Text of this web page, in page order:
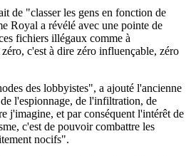
de "classer les gens en fonction de
Royal a révélé avec une pointe de
fichiers illégaux comme à
c'est à dire zéro influençable, zéro
des lobbyistes", a ajouté l'ancienne
l'espionnage, de l'infiltration, de
j'imagine, et par conséquent l'intérêt de
c'est de pouvoir combattre les
nocifs".